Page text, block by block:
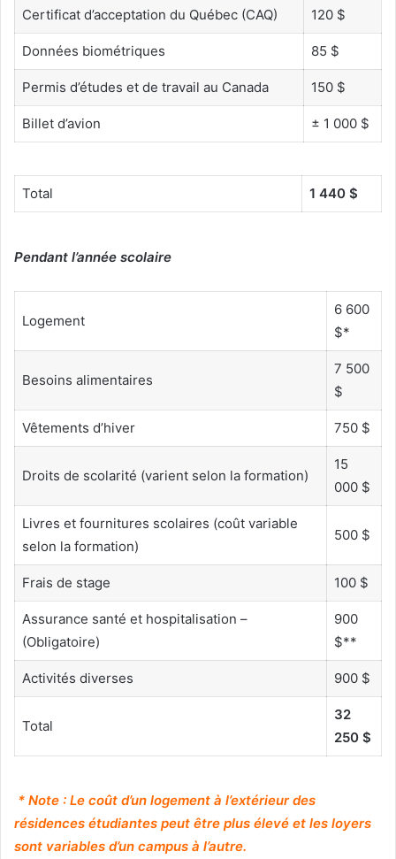
Certificat d’acceptation du Québec (CAQ) 120 $
Données biométriques 85 $
Permis d’études et de travail au Canada 150 $
Billet d’avion ± 1 000 $
Total 1 440 $
Pendant l’année scolaire
Logement
6 600
$*
Besoins alimentaires
7 500
$
Vêtements d’hiver 750 $
Droits de scolarité (varient selon la formation)
15
000 $
Livres et fournitures scolaires (coût variable
selon la formation)
500 $
Frais de stage 100 $
Assurance santé et hospitalisation –
(Obligatoire)
900
$**
Activités diverses 900 $
Total
32
250 $
* Note : Le coût d’un logement à l’extérieur des
résidences étudiantes peut être plus élevé et les loyers
sont variables d’un campus à l’autre.